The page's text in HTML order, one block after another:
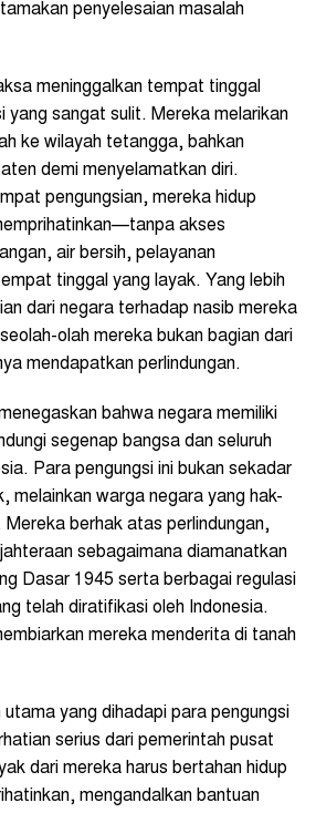
penyelesaian masalah
meninggalkan tempat tinggal
yang sangat sulit. Mereka melarikan
ke wilayah tetangga, bahkan
demi menyelamatkan diri.
pengungsian, mereka hidup
akses
air bersih, pelayanan
tinggal yang layak. Yang lebih
dari negara terhadap nasib mereka
olah mereka bukan bagian dari
mendapatkan perlindungan.
bahwa negara memiliki
segenap bangsa dan seluruh
Para pengungsi ini bukan sekadar
melainkan warga negara yang hak-
Mereka berhak atas perlindungan,
sebagaimana diamanatkan
Dasar 1945 serta berbagai regulasi
telah diratifikasi oleh Indonesia.
mereka menderita di tanah
yang dihadapi para pengungsi
serius dari pemerintah pusat
dari mereka harus bertahan hidup
mengandalkan bantuan